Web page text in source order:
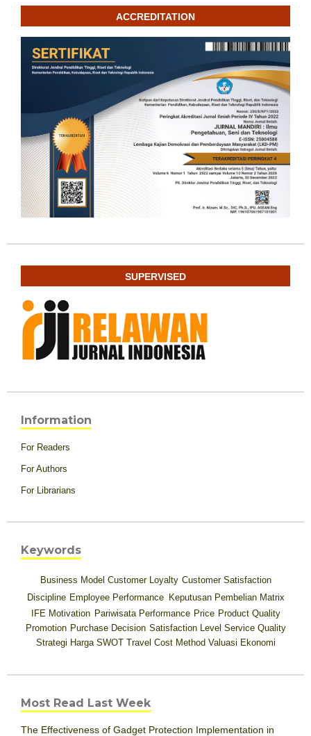
ACCREDITATION
SUPERVISED
Information
For Readers
For Authors
For Librarians
Keywords
Business Model Customer Loyalty Customer Satisfaction
Discipline Employee Performance Keputusan Pembelian Matrix
IFE Motivation Pariwisata Performance Price Product Quality
Promotion Purchase Decision Satisfaction Level Service Quality
Strategi Harga SWOT Travel Cost Method Valuasi Ekonomi
Most Read Last Week
The Effectiveness of Gadget Protection Implementation in